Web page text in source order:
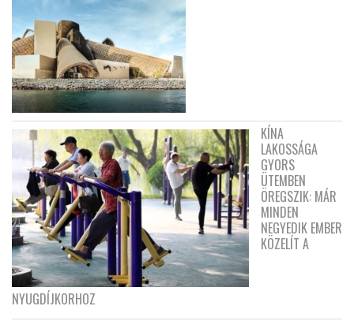
KÍNA
LAKOSSÁGA
GYORS
ÜTEMBEN
ÖREGSZIK: MÁR
MINDEN
NEGYEDIK EMBER
KÖZELÍT A
NYUGDÍJKORHOZ